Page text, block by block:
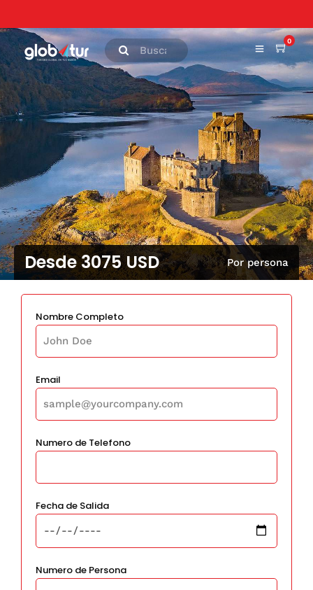
0
Desde 3075 USD Por persona
Nombre Completo
Email
Numero de Telefono
Fecha de Salida
Numero de Persona